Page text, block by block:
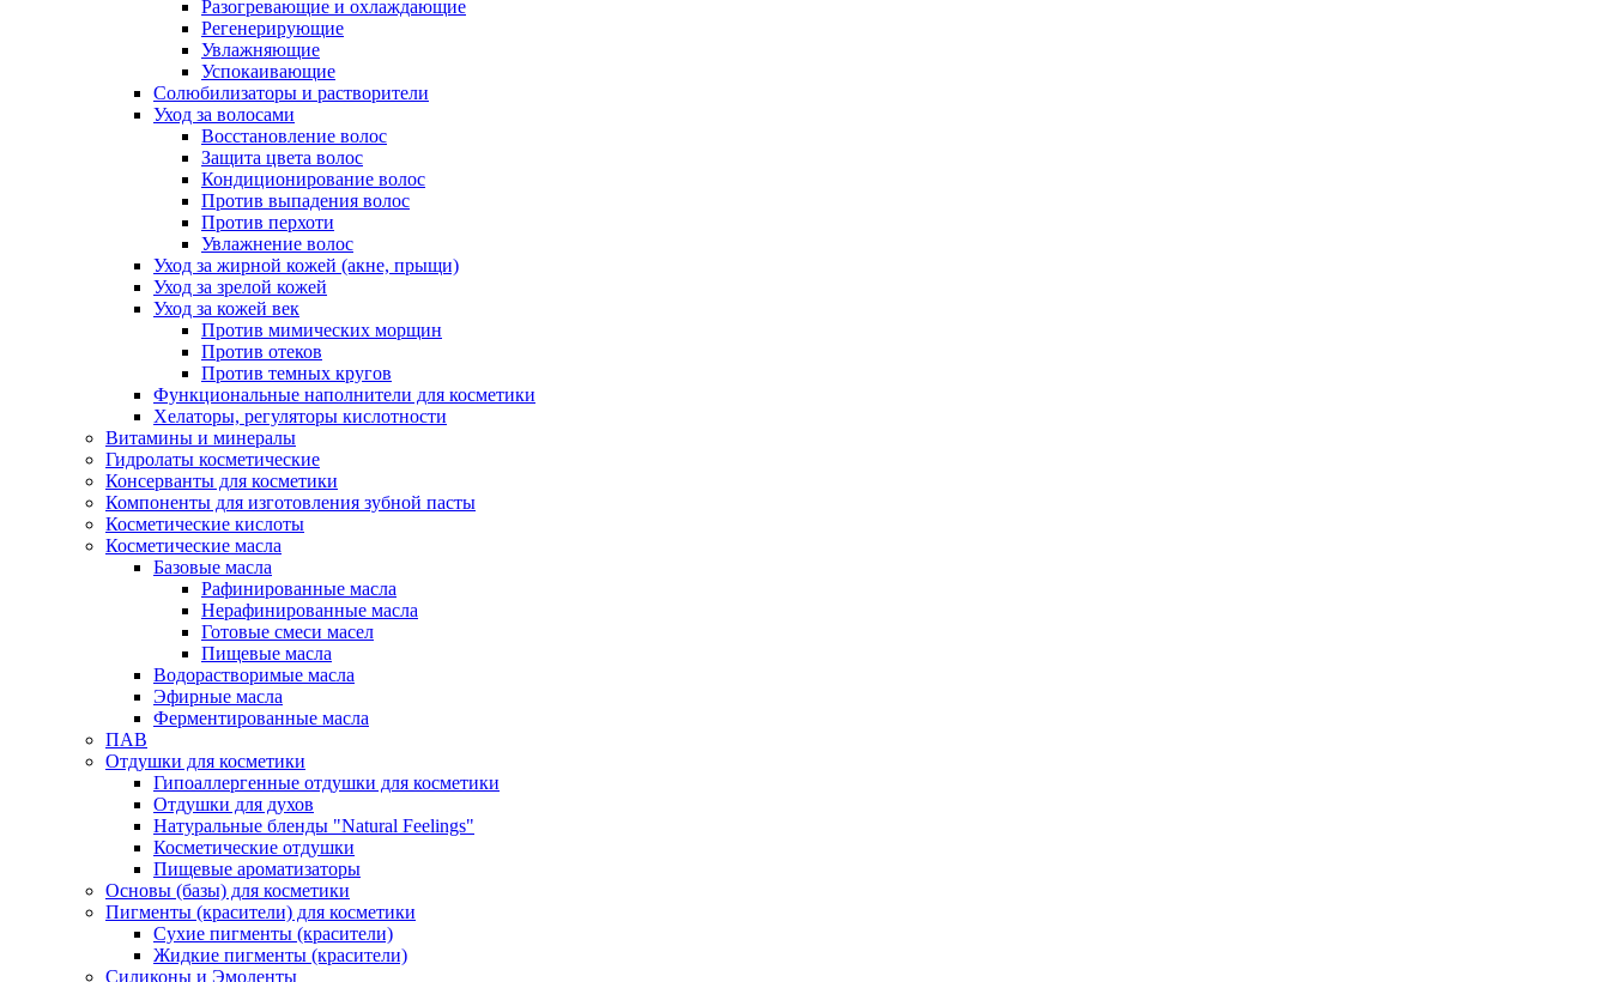
Разогревающие и охлаждающие
Регенерирующие
Увлажняющие
Успокаивающие
Солюбилизаторы и растворители
Уход за волосами
Восстановление волос
Защита цвета волос
Кондиционирование волос
Против выпадения волос
Против перхоти
Увлажнение волос
Уход за жирной кожей (акне, прыщи)
Уход за зрелой кожей
Уход за кожей век
Против мимических морщин
Против отеков
Против темных кругов
Функциональные наполнители для косметики
Хелаторы, регуляторы кислотности
Витамины и минералы
Гидролаты косметические
Консерванты для косметики
Компоненты для изготовления зубной пасты
Косметические кислоты
Косметические масла
Базовые масла
Рафинированные масла
Нерафинированные масла
Готовые смеси масел
Пищевые масла
Водорастворимые масла
Эфирные масла
Ферментированные масла
ПАВ
Отдушки для косметики
Гипоаллергенные отдушки для косметики
Отдушки для духов
Натуральные бленды "Natural Feelings"
Косметические отдушки
Пищевые ароматизаторы
Основы (базы) для косметики
Пигменты (красители) для косметики
Сухие пигменты (красители)
Жидкие пигменты (красители)
Силиконы и Эмоленты